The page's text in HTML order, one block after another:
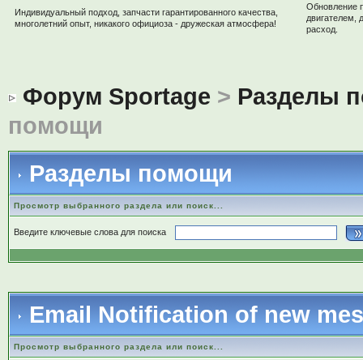
Индивидуальный подход, запчасти гарантированного качества,
многолетний опыт, никакого официоза - дружеская атмосфера!
Обновление
двигателем,
расход.
Форум Sportage > Разделы
помощи
Разделы помощи
Просмотр выбранного раздела или поиск...
Введите ключевые слова для поиска
Email Notification of new
Просмотр выбранного раздела или поиск...